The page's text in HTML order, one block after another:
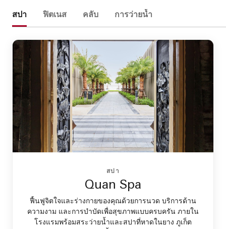
สปา ฟิตเนส คลับ การว่ายน้ำ
สปา
Quan Spa
ฟื้นฟูจิตใจและร่างกายของคุณด้วยการนวด บริการด้าน
ความงาม และการบำบัดเพื่อสุขภาพแบบครบครัน ภายใน
โรงแรมพร้อมสระว่ายน้ำและสปาที่หาดในยาง ภูเก็ต